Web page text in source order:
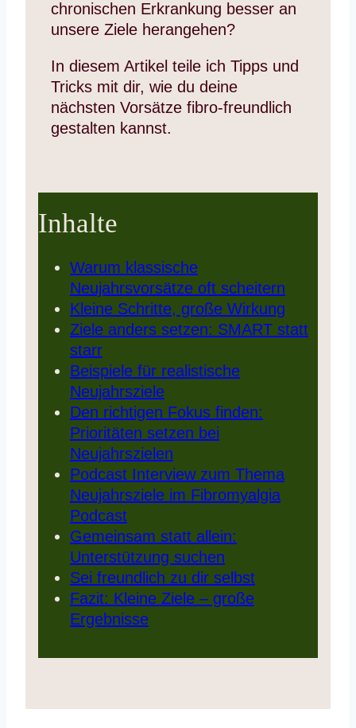
chronischen Erkrankung besser an
unsere Ziele herangehen?
In diesem Artikel teile ich Tipps und
Tricks mit dir, wie du deine
nächsten Vorsätze fibro-freundlich
gestalten kannst.
Inhalte
Warum klassische
Neujahrsvorsätze oft scheitern
Kleine Schritte, große Wirkung
Ziele anders setzen: SMART statt
starr
Beispiele für realistische
Neujahrsziele
Den richtigen Fokus finden:
Prioritäten setzen bei
Neujahrszielen
Podcast Interview zum Thema
Neujahrsziele im Fibromyalgia
Podcast
Gemeinsam statt allein:
Unterstützung suchen
Sei freundlich zu dir selbst
Fazit: Kleine Ziele – große
Ergebnisse